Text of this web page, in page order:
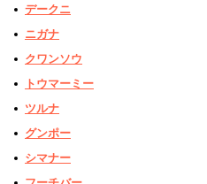
デークニ
ニガナ
クワンソウ
トウマーミー
ツルナ
グンポー
シマナー